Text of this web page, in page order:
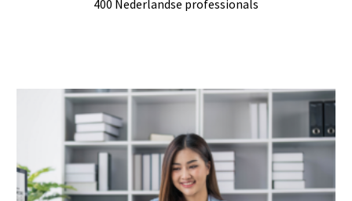
400 Nederlandse professionals